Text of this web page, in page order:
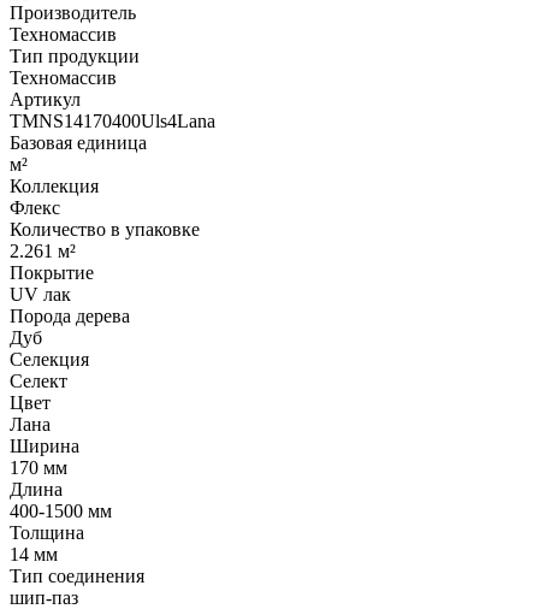
Производитель
Техномассив
Тип продукции
Техномассив
Артикул
TMNS14170400Uls4Lana
Базовая единица
м²
Коллекция
Флекс
Количество в упаковке
2.261 м²
Покрытие
UV лак
Порода дерева
Дуб
Селекция
Селект
Цвет
Лана
Ширина
170 мм
Длина
400-1500 мм
Толщина
14 мм
Тип соединения
шип-паз